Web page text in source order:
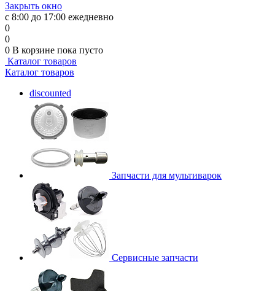
Закрыть окно
с 8:00 до 17:00 ежедневно
0
0
0 В корзине пока пусто
Каталог товаров
Каталог товаров
discounted
Запчасти для мультиварок
Сервисные запчасти